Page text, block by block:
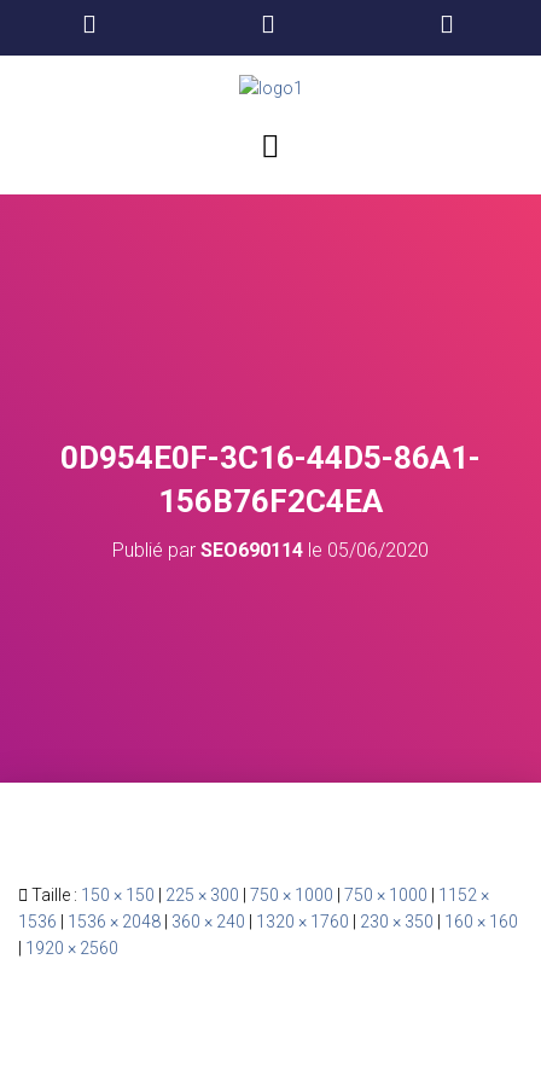
0D954E0F-3C16-44D5-86A1-
156B76F2C4EA
Publié par SEO690114 le 05/06/2020
Taille : 150 × 150 225 × 300 750 × 1000 750 × 1000
1152 ×
1536
1536 × 2048 360 × 240 1320 × 1760 230 × 350
160 × 160
1920 × 2560